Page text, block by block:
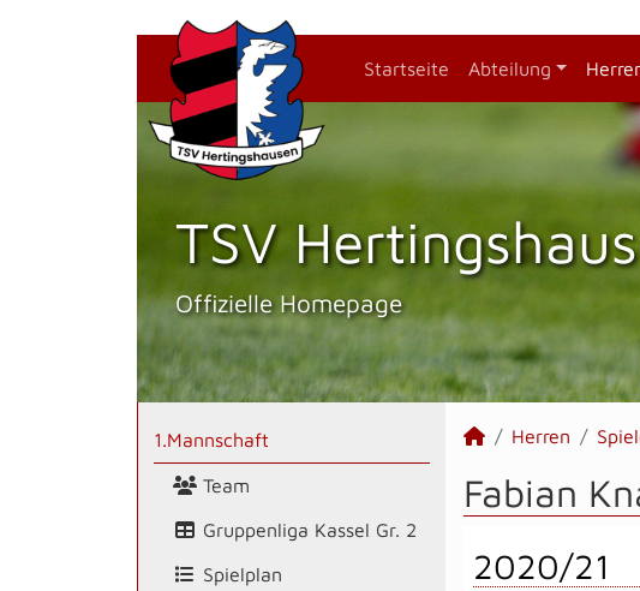
Startseite Abteilung
TSV
Offizielle Homepage
1.Mannschaft
Team
Gruppenliga Kassel Gr. 2
Spielplan
Herren
Fabian
2020/21